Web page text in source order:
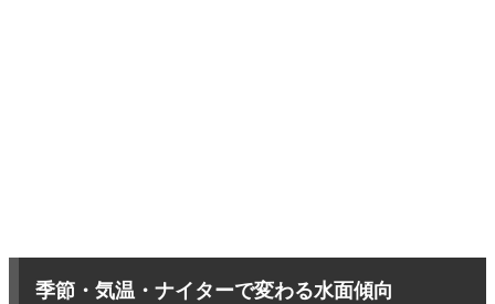
季節・気温・ナイターで変わる水面傾向